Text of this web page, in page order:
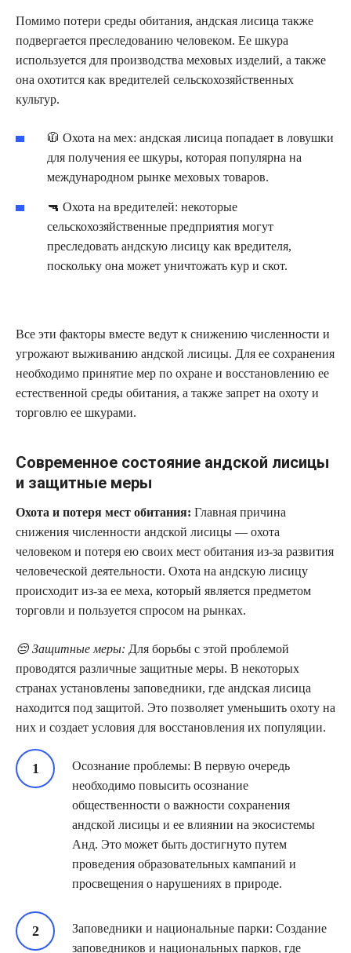
Помимо потери среды обитания, андская лисица также
подвергается преследованию человеком. Ее шкура
используется для производства меховых изделий, а также
она охотится как вредителей сельскохозяйственных
культур.
🧥 Охота на мех: андская лисица попадает в ловушки
для получения ее шкуры, которая популярна на
международном рынке меховых товаров.
🔫 Охота на вредителей: некоторые
сельскохозяйственные предприятия могут
преследовать андскую лисицу как вредителя,
поскольку она может уничтожать кур и скот.
Все эти факторы вместе ведут к снижению численности и
угрожают выживанию андской лисицы. Для ее сохранения
необходимо принятие мер по охране и восстановлению ее
естественной среды обитания, а также запрет на охоту и
торговлю ее шкурами.
Современное состояние андской лисицы
и защитные меры
Охота и потеря мест обитания: Главная причина
снижения численности андской лисицы — охота
человеком и потеря ею своих мест обитания из-за развития
человеческой деятельности. Охота на андскую лисицу
происходит из-за ее меха, который является предметом
торговли и пользуется спросом на рынках.
😔 Защитные меры: Для борьбы с этой проблемой
проводятся различные защитные меры. В некоторых
странах установлены заповедники, где андская лисица
находится под защитой. Это позволяет уменьшить охоту на
них и создает условия для восстановления их популяции.
Осознание проблемы: В первую очередь
необходимо повысить осознание
общественности о важности сохранения
андской лисицы и ее влиянии на экосистемы
Анд. Это может быть достигнуто путем
проведения образовательных кампаний и
просвещения о нарушениях в природе.
Заповедники и национальные парки: Создание
заповедников и национальных парков, где